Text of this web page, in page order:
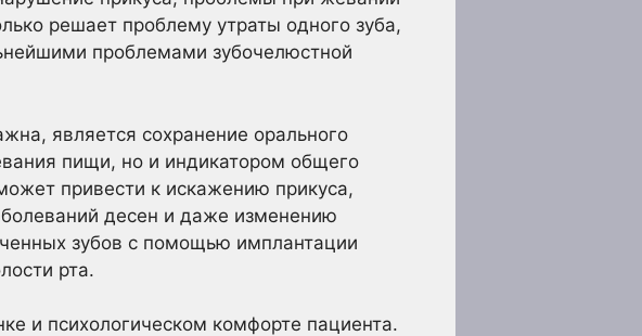
решает проблему утраты одного зуба,
проблемами зубочелюстной
является сохранение орального
пищи, но и индикатором общего
привести к искажению прикуса,
десен и даже изменению
зубов с помощью имплантации
рта.
и психологическом комфорте пациента.